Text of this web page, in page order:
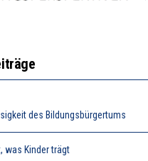
des Bildungsbürgertums
was Kinder trägt